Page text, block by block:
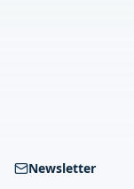
Newsletter